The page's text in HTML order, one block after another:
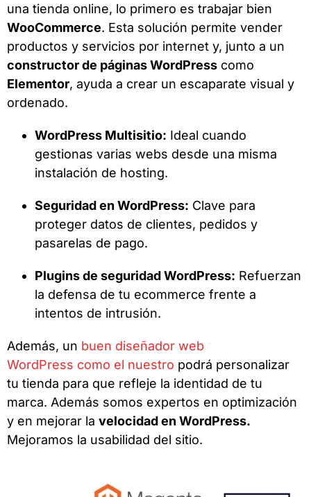
una tienda online, lo primero es trabajar bien
WooCommerce. Esta solución permite vender
productos y servicios por internet y, junto a un
constructor de páginas WordPress como
Elementor, ayuda a crear un escaparate visual y
ordenado.
WordPress Multisitio: Ideal cuando
gestionas varias webs desde una misma
instalación de hosting.
Seguridad en WordPress: Clave para
proteger datos de clientes, pedidos y
pasarelas de pago.
Plugins de seguridad WordPress: Refuerzan
la defensa de tu ecommerce frente a
intentos de intrusión.
Además, un buen diseñador web
WordPress como el nuestro podrá personalizar
tu tienda para que refleje la identidad de tu
marca. Además somos expertos en optimización
y en mejorar la velocidad en WordPress.
Mejoramos la usabilidad del sitio.